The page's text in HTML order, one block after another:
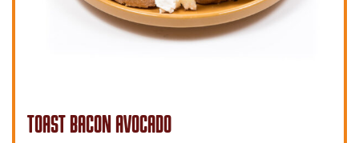
TOAST BACON AVOCADO